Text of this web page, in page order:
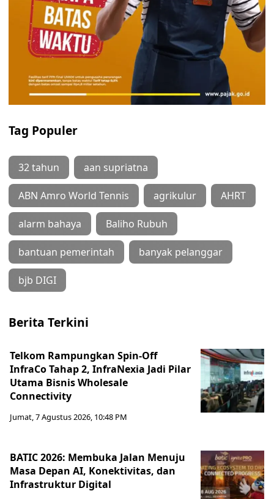
Tag Populer
32 tahun aan supriatna
ABN Amro World Tennis agrikulur AHRT
alarm bahaya Baliho Rubuh
bantuan pemerintah banyak pelanggar
bjb DIGI
Berita Terkini
Telkom Rampungkan Spin-Off
InfraCo Tahap 2, InfraNexia Jadi Pilar
Utama Bisnis Wholesale
Connectivity
Jumat, 7 Agustus 2026, 10:48 PM
BATIC 2026: Membuka Jalan Menuju
Masa Depan AI, Konektivitas, dan
Infrastruktur Digital